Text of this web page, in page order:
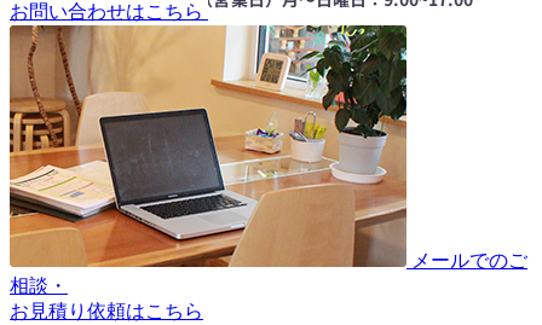
お問い合わせはこちら
メールでのご
相談・
お見積り依頼はこちら